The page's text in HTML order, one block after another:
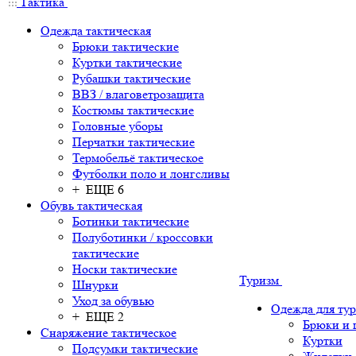
Одежда тактическая
Брюки тактические
Куртки тактические
Рубашки тактические
ВВЗ / влаговетрозащита
Костюмы тактические
Головные уборы
Перчатки тактические
Термобельё тактическое
Футболки поло и лонгсливы
+ ЕЩЕ 6
Обувь тактическая
Ботинки тактические
Полуботинки / кроссовки
тактические
Носки тактические
Шнурки
Уход за обувью
+ ЕЩЕ 2
Снаряжение тактическое
Подсумки тактические
Туризм
Одежда для
Брюки и
Куртки